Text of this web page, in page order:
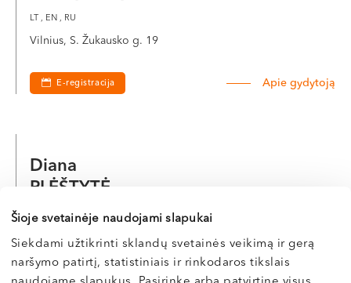
Šioje svetainėje naudojami slapukai
Siekdami užtikrinti sklandų svetainės veikimą ir gerą
naršymo patirtį, statistiniais ir rinkodaros tikslais
LT , EN , RU
Vilnius, S. Žukausko g. 19
E-registracija Apie gydytoją
Diana
PLĖŠTYTĖ
Akušerė-ginekologė
LT , EN , RU , PL , ES
Vilnius, S. Žukausko g. 19